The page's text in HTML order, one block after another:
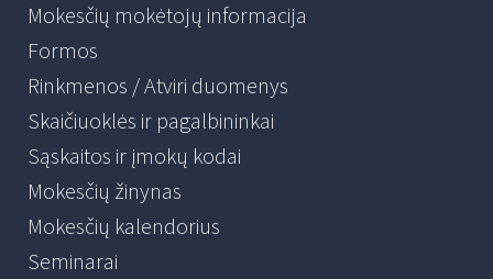
Mokesčių mokėtojų informacija
Formos
Rinkmenos / Atviri duomenys
Skaičiuoklės ir pagalbininkai
Sąskaitos ir įmokų kodai
Mokesčių žinynas
Mokesčių kalendorius
Seminarai